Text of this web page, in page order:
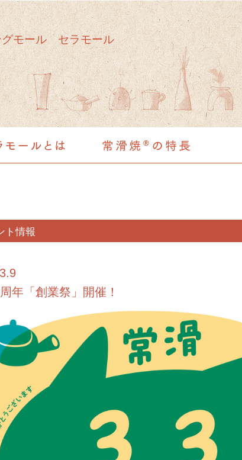
モール セラモール
ト情報
年「創業祭」開催！